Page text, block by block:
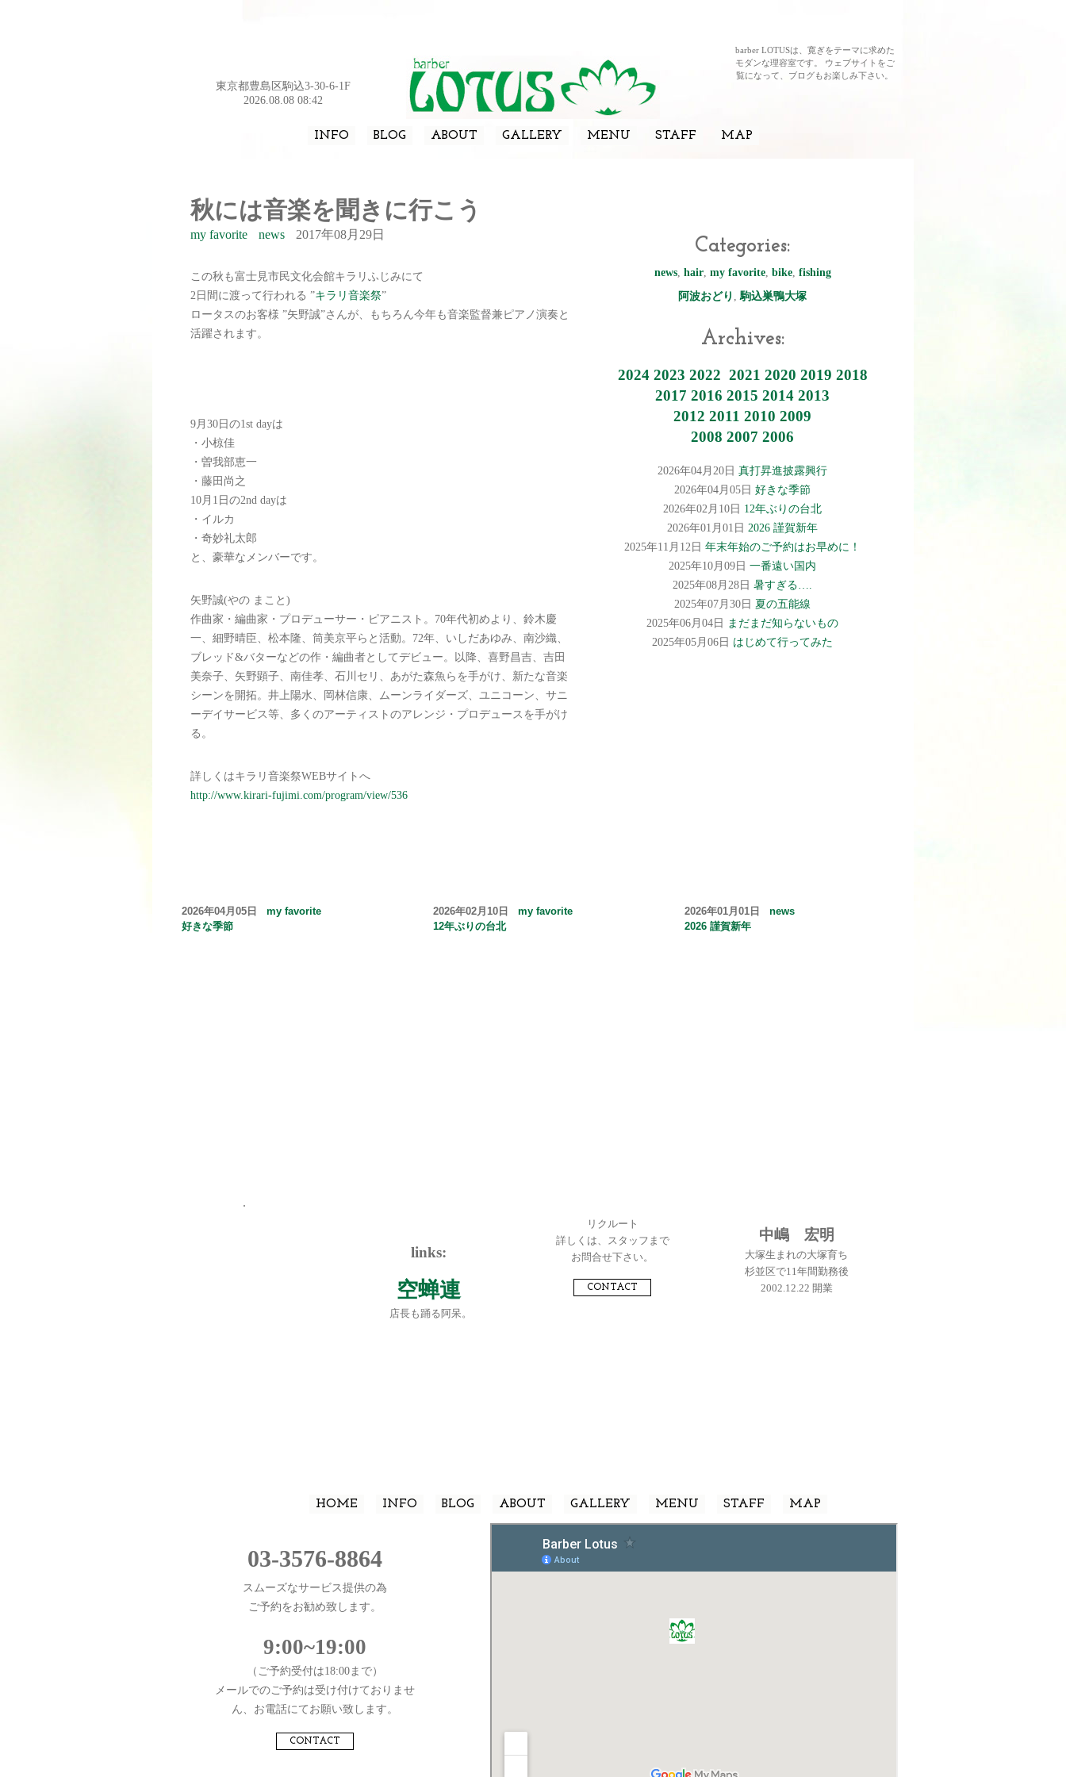
東京都豊島区駒込3-30-6-1F
2026.08.08 08:42
barber LOTUSは、寛ぎをテーマに求めた
モダンな理容室です。 ウェブサイトをご
覧になって、ブログもお楽しみ下さい。
INFO BLOG ABOUT GALLERY MENU STAFF MAP
秋には音楽を聞きに行こう
my favorite news 2017年08月29日
この秋も富士見市民文化会館キラリふじみにて
2日間に渡って行われる ”キラリ音楽祭”
ロータスのお客様 ”矢野誠”さんが、もちろん今年も音楽監督兼ピアノ演奏と
活躍されます。
9月30日の1st dayは
・小椋佳
・曽我部恵一
・藤田尚之
10月1日の2nd dayは
・イルカ
・奇妙礼太郎
と、豪華なメンバーです。
矢野誠(やの まこと)
作曲家・編曲家・プロデューサー・ピアニスト。70年代初めより、鈴木慶
一、細野晴臣、松本隆、筒美京平らと活動。72年、いしだあゆみ、南沙織、
ブレッド&バターなどの作・編曲者としてデビュー。以降、喜野昌吉、吉田
美奈子、矢野顕子、南佳孝、石川セリ、あがた森魚らを手がけ、新たな音楽
シーンを開拓。井上陽水、岡林信康、ムーンライダーズ、ユニコーン、サニ
ーデイサービス等、多くのアーティストのアレンジ・プロデュースを手がけ
る。
詳しくはキラリ音楽祭WEBサイトへ
http://www.kirari-fujimi.com/program/view/536
Categories:
news, hair, my favorite, bike, fishing
阿波おどり ,駒込巣鴨大塚
Archives:
2024 2023 2022 2021 2020 2019 2018
2017 2016 2015 2014 2013
2012 2011 2010 2009
2008 2007 2006
2026年04月20日 真打昇進披露興行
2026年04月05日 好きな季節
2026年02月10日 12年ぶりの台北
2026年01月01日 2026 謹賀新年
2025年11月12日 年末年始のご予約はお早めに！
2025年10月09日 一番遠い国内
2025年08月28日 暑すぎる….
2025年07月30日 夏の五能線
2025年06月04日 まだまだ知らないもの
2025年05月06日 はじめて行ってみた
2026年04月05日my favorite
好きな季節
2026年02月10日my favorite
12年ぶりの台北
2026年01月01日 news
2026 謹賀新年
.
links:
空蝉連
店長も踊る阿呆。
リクルート
詳しくは、スタッフまで
お問合せ下さい。
CONTACT
中嶋 宏明
大塚生まれの大塚育ち
杉並区で11年間勤務後
2002.12.22 開業
HOME INFO BLOG ABOUT GALLERY MENU STAFF MAP
03-3576-8864
スムーズなサービス提供の為
ご予約をお勧め致します。
9:00~19:00
（ご予約受付は18:00まで）
メールでのご予約は受け付けておりませ
ん、お電話にてお願い致します。
CONTACT